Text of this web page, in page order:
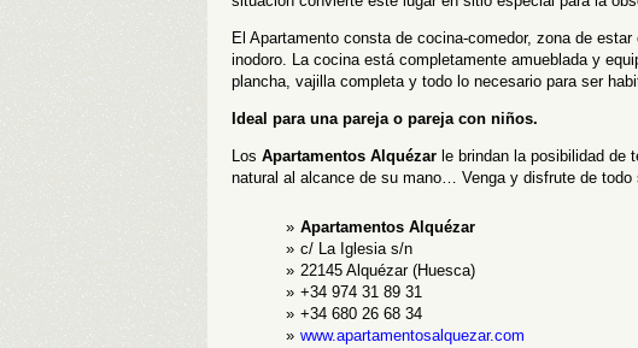
El Apartamento consta de cocina-comedor, zona de
inodoro. La cocina está completamente amueblada y
plancha, vajilla completa y todo lo necesario para ser
Ideal para una pareja o pareja con niños.
Los Apartamentos Alquézar le brindan la posibilidad de
natural al alcance de su mano… Venga y disfrute de todo
Apartamentos Alquézar
c/ La Iglesia s/n
22145 Alquézar (Huesca)
+34 974 31 89 31
+34 680 26 68 34
www.apartamentosalquezar.com